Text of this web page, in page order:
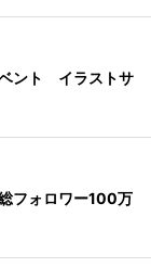
ント イラストサ
フォロワー100万